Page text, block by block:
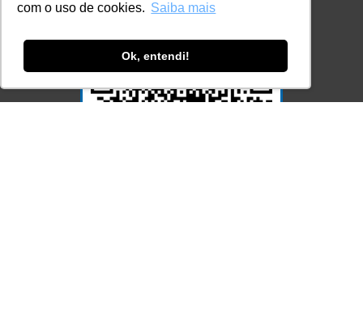
com o uso de cookies. Saiba mais
Ok, entendi!